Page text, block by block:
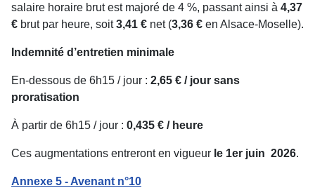
salaire horaire brut est majoré de 4 %, passant ainsi à 4,37
€ brut par heure, soit3,41 € net (3,36 € en Alsace-Moselle).
Indemnité d’entretien minimale
En-dessous de 6h15 / jour : 2,65 € / jour sans
proratisation
À partir de 6h15 / jour : 0,435 € / heure
Ces augmentations entreront en vigueur le 1er juin 2026.
Annexe 5 - Avenant n°10